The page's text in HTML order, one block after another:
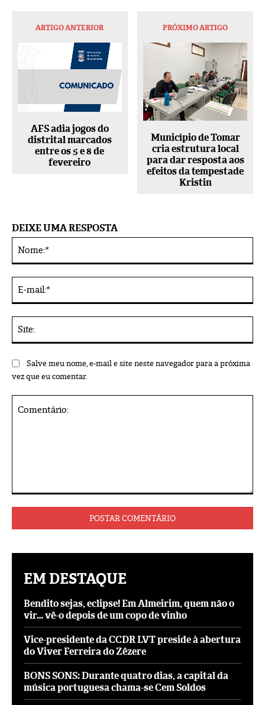
ARTIGO ANTERIOR
AFS adia jogos do
distrital marcados
entre os 5 e 8 de
fevereiro
PRÓXIMO ARTIGO
Município de Tomar
cria estrutura local
para dar resposta aos
efeitos da tempestade
Kristin
DEIXE UMA RESPOSTA
Salve meu nome, e-mail e site neste navegador para a próxima
vez que eu comentar.
EM DESTAQUE
Bendito sejas, eclipse! Em Almeirim, quem não o
vir… vê-o depois de um copo de vinho
Vice-presidente da CCDR LVT preside à abertura
do Viver Ferreira do Zêzere
BONS SONS: Durante quatro dias, a capital da
música portuguesa chama-se Cem Soldos